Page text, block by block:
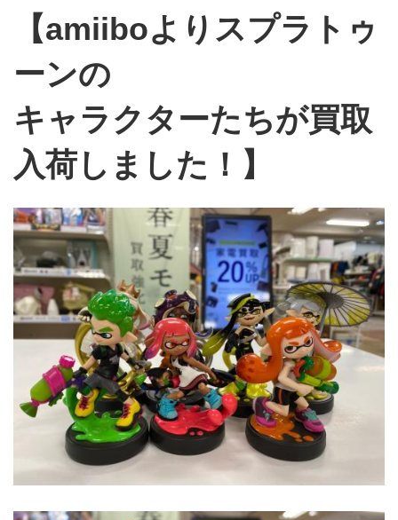
【amiiboよりスプラトゥ
ーンの
キャラクターたちが買取
入荷しました！】